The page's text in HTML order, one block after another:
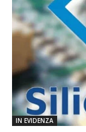
IN EVIDENZA